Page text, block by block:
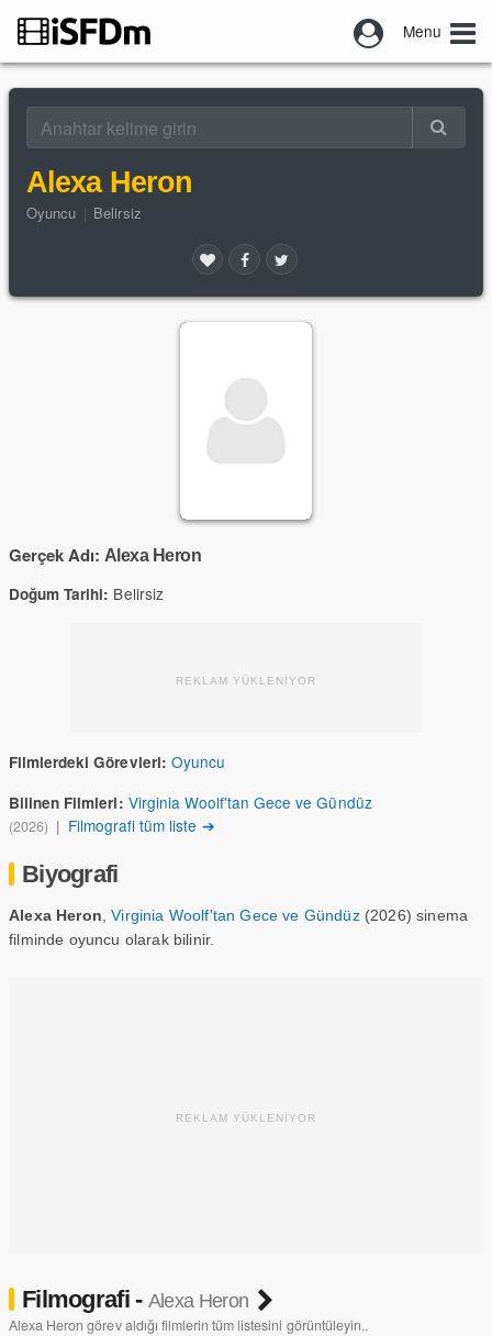
Menu
Alexa Heron
Oyuncu Belirsiz
Gerçek Adı: Alexa Heron
Doğum Tarihi: Belirsiz
REKLAM YÜKLENİYOR
Filmlerdeki Görevleri: Oyuncu
Bilinen Filmleri: Virginia Woolf'tan Gece ve Gündüz
(2026) | Filmografi tüm liste ➔
Biyografi
Alexa Heron ,Virginia Woolf'tan Gece ve Gündüz(2026) sinema
filminde oyuncu olarak bilinir.
REKLAM YÜKLENİYOR
Filmografi - Alexa Heron
Alexa Heron görev aldığı filmlerin tüm listesini görüntüleyin..